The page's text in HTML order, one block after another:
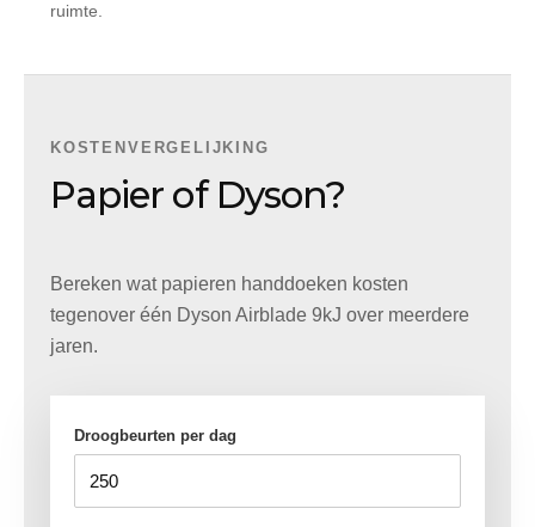
ruimte.
KOSTENVERGELIJKING
Papier of Dyson?
Bereken wat papieren handdoeken kosten
tegenover één Dyson Airblade 9kJ over meerdere
jaren.
Droogbeurten per dag